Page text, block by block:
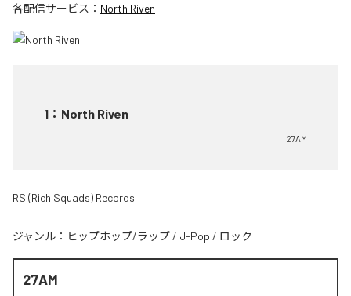
各配信サービス： North Riven
1 ： North Riven
27AM
RS (Rich Squads) Records
ジャンル： ヒップホップ/ラップ / J-Pop / ロック
27AM